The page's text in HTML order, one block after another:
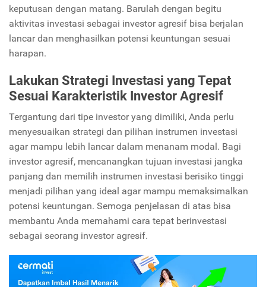
keputusan dengan matang. Barulah dengan begitu
aktivitas investasi sebagai investor agresif bisa berjalan
lancar dan menghasilkan potensi keuntungan sesuai
harapan.
Lakukan Strategi Investasi yang Tepat
Sesuai Karakteristik Investor Agresif
Tergantung dari tipe investor yang dimiliki, Anda perlu
menyesuaikan strategi dan pilihan instrumen investasi
agar mampu lebih lancar dalam menanam modal. Bagi
investor agresif, mencanangkan tujuan investasi jangka
panjang dan memilih instrumen investasi berisiko tinggi
menjadi pilihan yang ideal agar mampu memaksimalkan
potensi keuntungan. Semoga penjelasan di atas bisa
membantu Anda memahami cara tepat berinvestasi
sebagai seorang investor agresif.